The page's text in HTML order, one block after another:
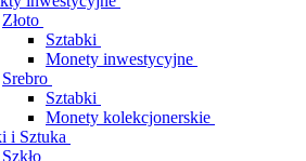
Złoto
Sztabki
Monety inwestycyjne
Srebro
Sztabki
Monety kolekcjonerskie
i Sztuka
Szkło